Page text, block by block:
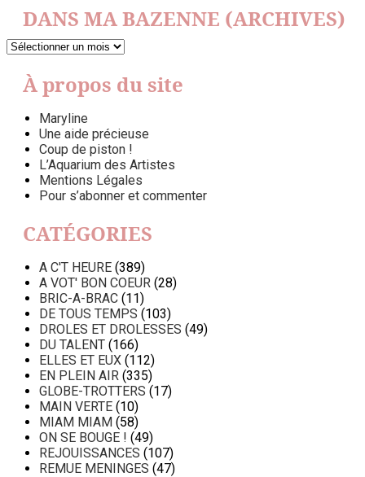
DANS MA BAZENNE (ARCHIVES)
DANS
BAZENNE
(ARCHIVES)
À propos du site
Maryline
Une aide précieuse
Coup de piston !
L’Aquarium des Artistes
Mentions Légales
Pour s’abonner et commenter
CATÉGORIES
A C'T HEURE (389)
A VOT' BON COEUR (28)
BRIC-A-BRAC (11)
DE TOUS TEMPS (103)
DROLES ET DROLESSES (49)
DU TALENT (166)
ELLES ET EUX (112)
EN PLEIN AIR (335)
GLOBE-TROTTERS (17)
MAIN VERTE (10)
MIAM MIAM (58)
ON SE BOUGE ! (49)
REJOUISSANCES (107)
REMUE MENINGES (47)